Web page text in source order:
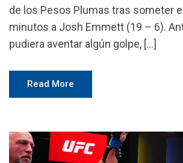
de los Pesos Plumas tras someter
minutos a Josh Emmett (19 – 6).
pudiera aventar algún golpe, […]
Read More